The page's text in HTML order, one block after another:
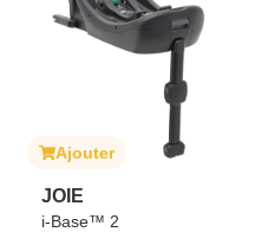
Ajouter
JOIE
i-Base™ 2